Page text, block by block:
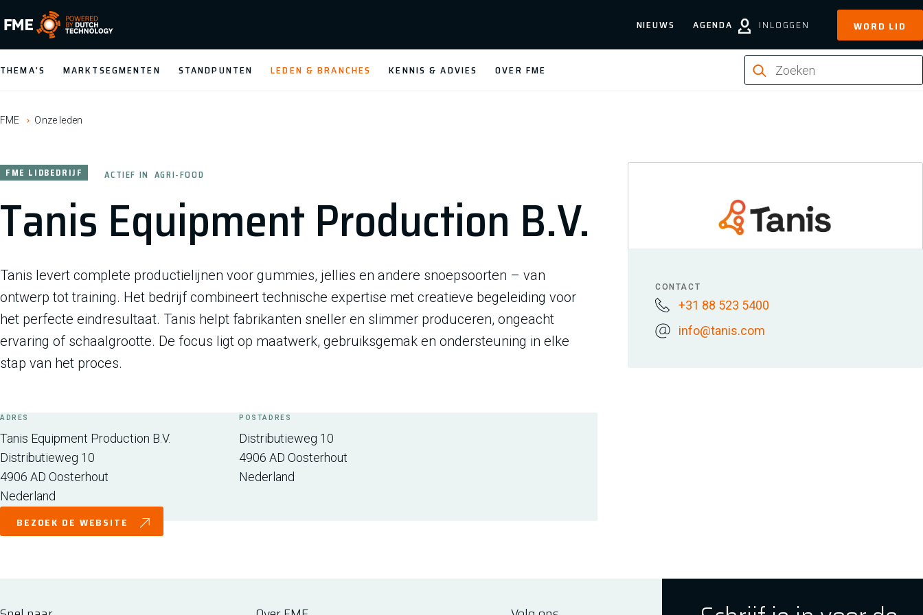
FME Logo, to the homepage
NIEUWS AGENDA INLOGGEN WORD LID
THEMA'S MARKTSEGMENTEN STANDPUNTEN LEDEN & BRANCHES KENNIS & ADVIES OVER FME
FME Onze leden
Tanis Equipment Production B.V.
FME LIDBEDRIJF ACTIEF IN AGRI-FOOD
Tanis levert complete productielijnen voor gummies, jellies en andere snoepsoorten – van
ontwerp tot training. Het bedrijf combineert technische expertise met creatieve begeleiding voor
het perfecte eindresultaat. Tanis helpt fabrikanten sneller en slimmer produceren, ongeacht
ervaring of schaalgrootte. De focus ligt op maatwerk, gebruiksgemak en ondersteuning in elke
stap van het proces.
ADRES
Tanis Equipment Production B.V.
Distributieweg 10
4906 AD Oosterhout
Nederland
POSTADRES
Distributieweg 10
4906 AD Oosterhout
Nederland
BEZOEK DE WEBSITE
CONTACT
+31 88 523 5400
info@tanis.com